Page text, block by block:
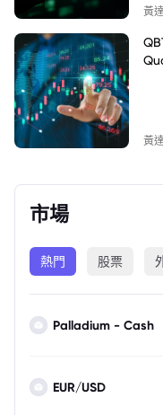
黃
黃
市場
熱門 股票
Palladium - Cash
EUR/USD